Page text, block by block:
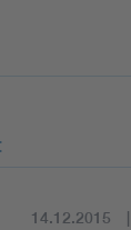
14.12.2015